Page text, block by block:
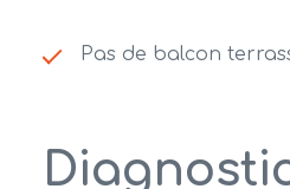
Pas de balcon